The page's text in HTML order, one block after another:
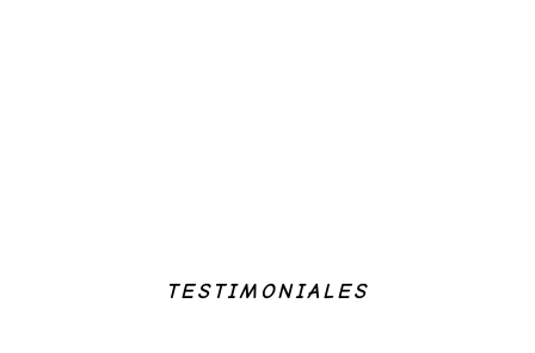
TESTIMONIALES